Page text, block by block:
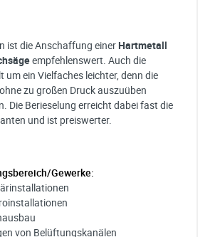
ist die Anschaffung einer Hartmetall
empfehlenswert. Auch die
um ein Vielfaches leichter, denn die
zu großen Druck auszuüben
Die Berieselung erreicht dabei fast die
und ist preiswerter.
Gewerke:
von Belüftungskanälen